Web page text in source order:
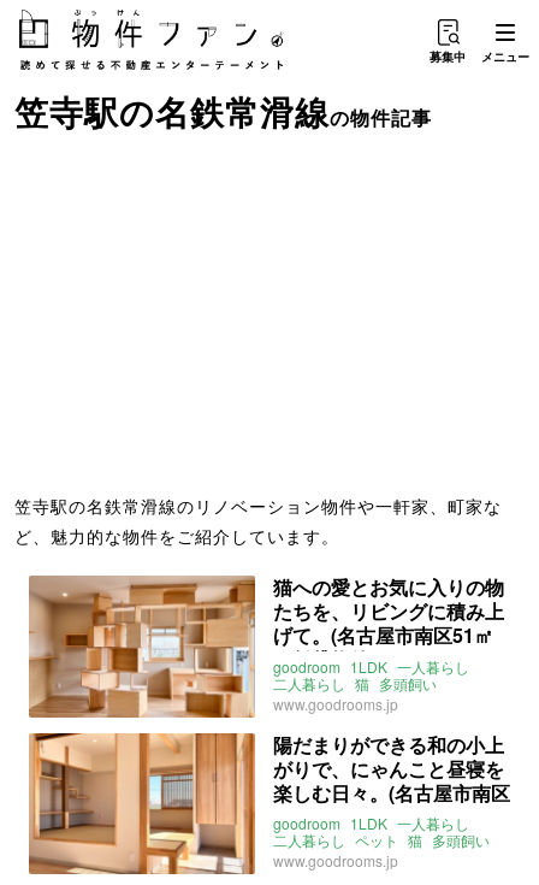
募集中 メニュー
笠寺駅の名鉄常滑線の物件記事
笠寺駅の名鉄常滑線のリノベーション物件や一軒家、町家な
ど、魅力的な物件をご紹介しています。
猫への愛とお気に入りの物
たちを、リビングに積み上
げて。(名古屋市南区51㎡
の賃貸物件)
goodroom 1LDK 一人暮らし
二人暮らし 猫 多頭飼い
キャットウォーク
キャットステップ
爪とぎ
レトロ マンション
リノベ
二面採光 角部屋 愛知 名古屋
中割 名鉄常滑線 大江駅
東海道本線 笠寺駅
名鉄名古屋本線
本笠寺駅
ライター：増成かおり
賃貸
www.goodrooms.jp
陽だまりができる和の小上
がりで、にゃんこと昼寝を
楽しむ日々。(名古屋市南区
51㎡の賃貸物件)
goodroom 1LDK 一人暮らし
二人暮らし ペット 猫 多頭飼い
和室 小上がり 畳
キャットウォーク
www.goodrooms.jp